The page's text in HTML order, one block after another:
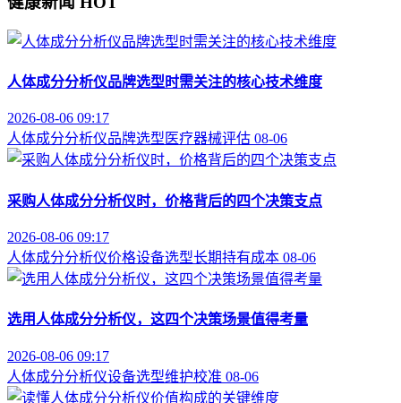
人体成分分析仪品牌选型时需关注的核心技术维度
2026-08-06 09:17
人体成分分析仪品牌选型 医疗器械评估 08-06
采购人体成分分析仪时，价格背后的四个决策支点
2026-08-06 09:17
人体成分分析仪价格设备选型长期持有成本 08-06
选用人体成分分析仪，这四个决策场景值得考量
2026-08-06 09:17
人体成分分析仪设备选型维护校准 08-06